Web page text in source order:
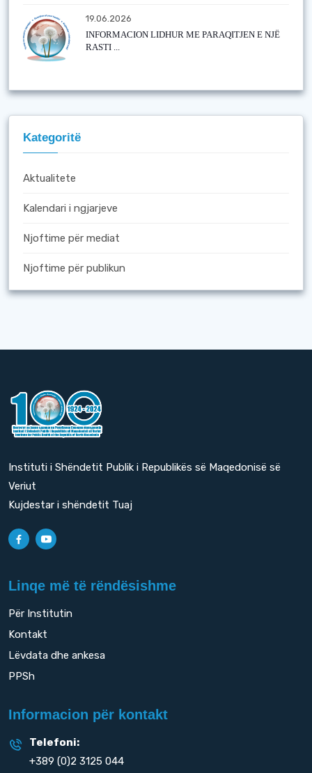
19.06.2026
INFORMACION LIDHUR ME PARAQITJEN E NJË
RASTI ...
Kategoritë
Aktualitete
Kalendari i ngjarjeve
Njoftime për mediat
Njoftime për publikun
Instituti i Shëndetit Publik i Republikës së Maqedonisë së
Veriut
Kujdestar i shëndetit Tuaj
Linqe më të rëndësishme
Për Institutin
Kontakt
Lëvdata dhe ankesa
PPSh
Informacion për kontakt
Telefoni:
+389 (0)2 3125 044